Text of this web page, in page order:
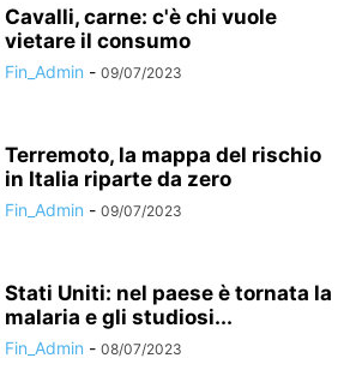
Cavalli, carne: c'è chi vuole
vietare il consumo
Fin_Admin - 09/07/2023
Terremoto, la mappa del rischio
in Italia riparte da zero
Fin_Admin - 09/07/2023
Stati Uniti: nel paese è tornata la
malaria e gli studiosi...
Fin_Admin - 08/07/2023